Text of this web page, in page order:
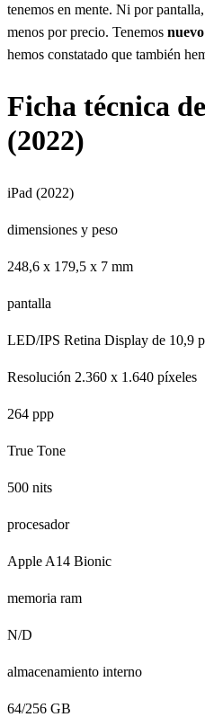
tenemos en mente. Ni por
menos por precio. Tenemos
hemos constatado que también
Ficha técnica
(2022)
iPad (2022)
dimensiones y peso
248,6 x 179,5 x 7 mm
pantalla
LED/IPS Retina Display de 10,9
Resolución 2.360 x 1.640 píxeles
264 ppp
True Tone
500 nits
procesador
Apple A14 Bionic
memoria ram
N/D
almacenamiento interno
64/256 GB